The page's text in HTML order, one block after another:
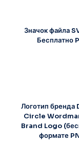
Значок файла
Бесплатно
Логотип бренда
Circle
Brand Logo
формате